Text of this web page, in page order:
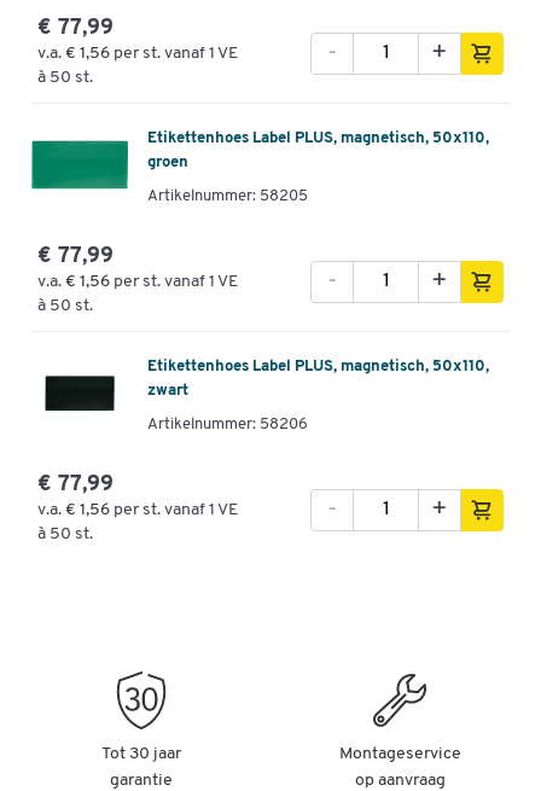
€ 77,99
v.a. € 1,56 per st. vanaf 1 VE
à 50 st.
+
-
Etikettenhoes Label PLUS, magnetisch, 50x110,
groen
Artikelnummer: 58205
€ 77,99
v.a. € 1,56 per st. vanaf 1 VE
à 50 st.
+
-
Etikettenhoes Label PLUS, magnetisch, 50x110,
zwart
Artikelnummer: 58206
€ 77,99
v.a. € 1,56 per st. vanaf 1 VE
à 50 st.
+
-
Tot 30 jaar
garantie
Montageservice
op aanvraag